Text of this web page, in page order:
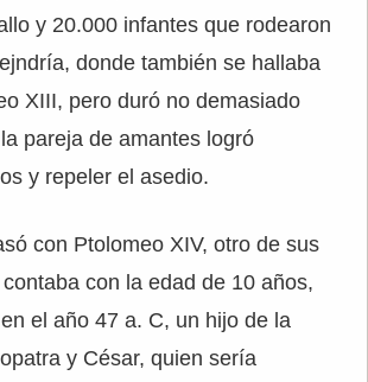
y 20.000 infantes que rodearon
donde también se hallaba
XIII, pero duró no demasiado
pareja de amantes logró
y repeler el asedio.
con Ptolomeo XIV, otro de sus
con la edad de 10 años,
el año 47 a. C, un hijo de la
y César, quien sería